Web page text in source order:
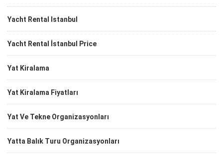
Yacht Rental Istanbul
Yacht Rental İstanbul Price
Yat Kiralama
Yat Kiralama Fiyatları
Yat Ve Tekne Organizasyonları
Yatta Balık Turu Organizasyonları